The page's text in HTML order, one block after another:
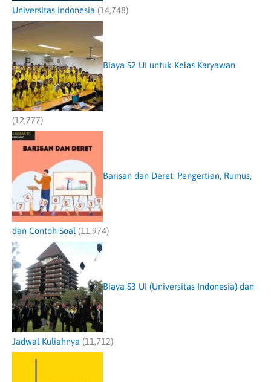
Universitas Indonesia (14,748)
Biaya S2 UI untuk Kelas Karyawan
(12,777)
Barisan dan Deret: Pengertian, Rumus,
dan Contoh Soal (11,974)
Biaya S3 UI (Universitas Indonesia) dan
Jadwal Kuliahnya (11,712)